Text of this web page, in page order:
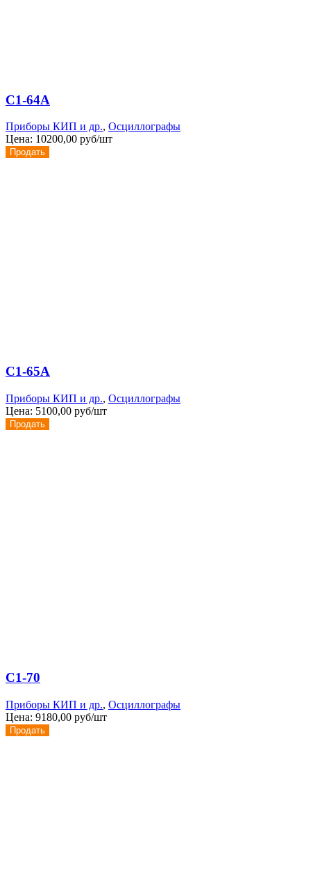
С1-64А
Приборы КИП и др., Осциллографы
Цена: 10200,00 руб/шт
Продать
С1-65А
Приборы КИП и др., Осциллографы
Цена: 5100,00 руб/шт
Продать
С1-70
Приборы КИП и др., Осциллографы
Цена: 9180,00 руб/шт
Продать